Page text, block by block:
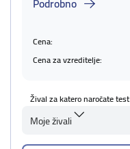
Cena:
Cena za vzreditelje:
Žival za katero naročate test
Moje živali